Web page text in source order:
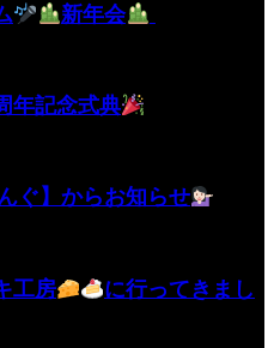
新年会
年記念式典
ぐ】からお知らせ
工房
に行ってきまし